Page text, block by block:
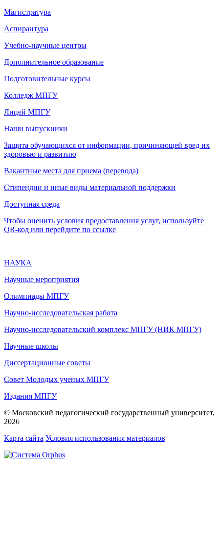
Магистратура
Аспирантура
Учебно-научные центры
Дополнительное образование
Подготовительные курсы
Колледж МПГУ
Лицей МПГУ
Наши выпускники
Защита обучающихся от информации, причиняющей вред их
здоровью и развитию
Вакантные места для приема (перевода)
Стипендии и иные виды материальной поддержки
Доступная среда
Чтобы оценить условия предоставления услуг, используйте
QR-код или перейдите по ссылке
НАУКА
Научные мероприятия
Олимпиады МПГУ
Научно-исследовательская работа
Научно-исследовательский комплекс МПГУ (НИК МПГУ)
Научные школы
Диссертационные советы
Совет Молодых ученых МПГУ
Издания МПГУ
© Московский педагогический государственный университет,
2026
Карта сайта Условия использования материалов